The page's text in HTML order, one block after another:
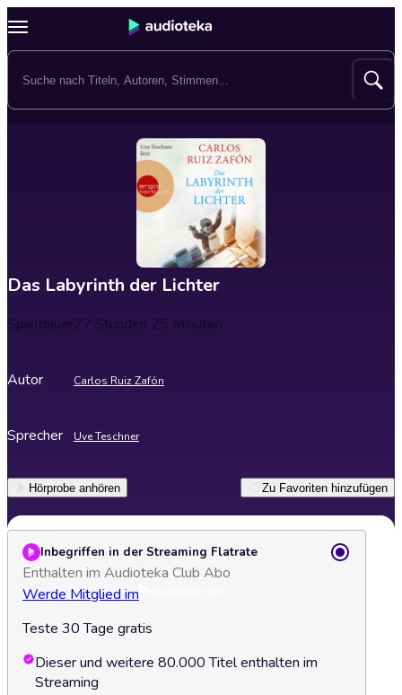
Das Labyrinth der Lichter
Spieldauer27 Stunden 25 Minuten
Autor Carlos Ruiz Zafón
Sprecher Uve Teschner
Hörprobe anhören Zu Favoriten hinzufügen
Inbegriffen in der Streaming Flatrate
Enthalten im Audioteka Club Abo
Werde Mitglied im
Teste 30 Tage gratis
Dieser und weitere 80.000 Titel enthalten im
Streaming